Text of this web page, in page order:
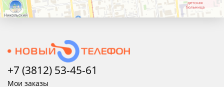
+7 (3812) 53-45-61
Мои заказы